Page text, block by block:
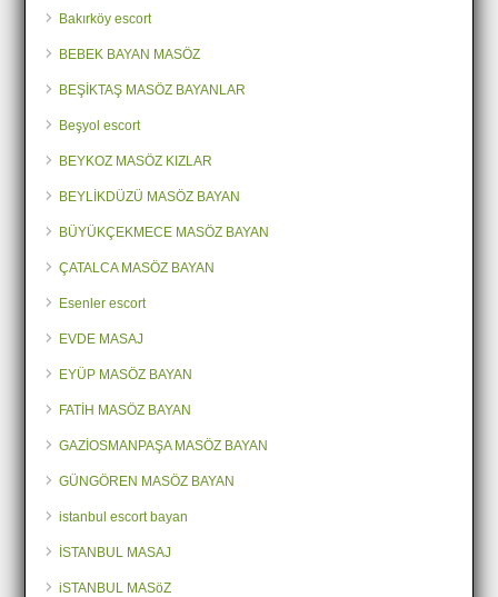
Bakırköy escort
BEBEK BAYAN MASÖZ
BEŞİKTAŞ MASÖZ BAYANLAR
Beşyol escort
BEYKOZ MASÖZ KIZLAR
BEYLİKDÜZÜ MASÖZ BAYAN
BÜYÜKÇEKMECE MASÖZ BAYAN
ÇATALCA MASÖZ BAYAN
Esenler escort
EVDE MASAJ
EYÜP MASÖZ BAYAN
FATİH MASÖZ BAYAN
GAZİOSMANPAŞA MASÖZ BAYAN
GÜNGÖREN MASÖZ BAYAN
istanbul escort bayan
İSTANBUL MASAJ
iSTANBUL MASöZ